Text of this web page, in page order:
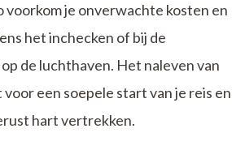
voorkom je onverwachte kosten en
het inchecken of bij de
de luchthaven. Het naleven van
een soepele start van je reis en
hart vertrekken.